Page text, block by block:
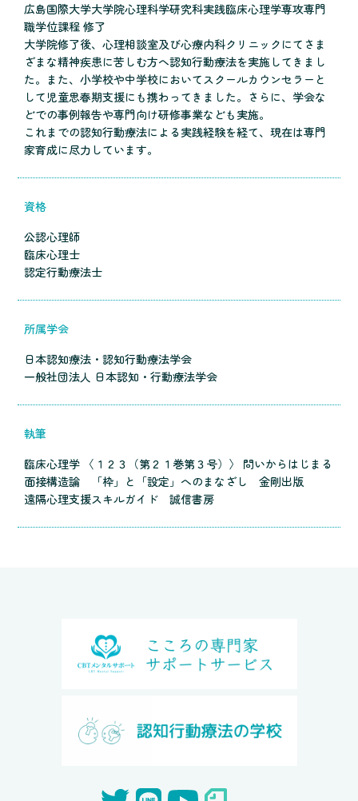
広島国際大学大学院心理科学研究科実践臨床心理学専攻専門
職学位課程 修了
大学院修了後、心理相談室及び心療内科クリニックにてさま
ざまな精神疾患に苦しむ方へ認知行動療法を実施してきまし
た。また、小学校や中学校においてスクールカウンセラーと
して児童思春期支援にも携わってきました。さらに、学会な
どでの事例報告や専門向け研修事業なども実施。
これまでの認知行動療法による実践経験を経て、現在は専門
家育成に尽力しています。
資格
公認心理師
臨床心理士
認定行動療法士
所属学会
日本認知療法・認知行動療法学会
一般社団法人 日本認知・行動療法学会
執筆
臨床心理学 〈１２３（第２１巻第３号）〉 問いからはじまる
面接構造論 「枠」と「設定」へのまなざし 金剛出版
遠隔心理支援スキルガイド 誠信書房